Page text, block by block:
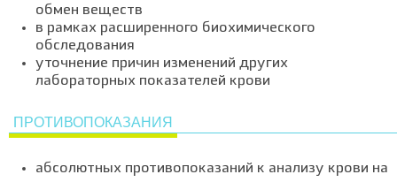
обмен веществ
в рамках расширенного биохимического
обследования
уточнение причин изменений других
лабораторных показателей крови
ПРОТИВОПОКАЗАНИЯ
абсолютных противопоказаний к анализу крови на